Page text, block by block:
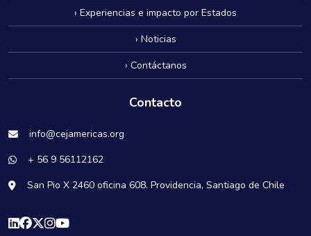
› Experiencias e impacto por Estados
› Noticias
› Contáctanos
Contacto
info@cejamericas.org
+ 56 9 56112162
San Pio X 2460 oficina 608. Providencia, Santiago de Chile